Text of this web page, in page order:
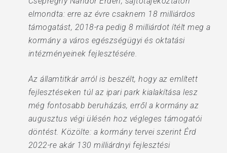
elmondta: erre az évre csaknem 18 milliárdos
támogatást, 2018-ra pedig 8 milliárdot ítélt meg a
kormány a város egészségügyi és oktatási
intézményeinek fejlesztésére.
Az államtitkár arról is beszélt, hogy az említett
fejlesztéseken túl az ipari park kialakítása lesz
még fontosabb beruházás, erről a kormány az
augusztus végi ülésén hoz végleges támogatói
döntést. Közölte: a kormány tervei szerint Érd
2022-re akár 130 milliárdnyi fejlesztési